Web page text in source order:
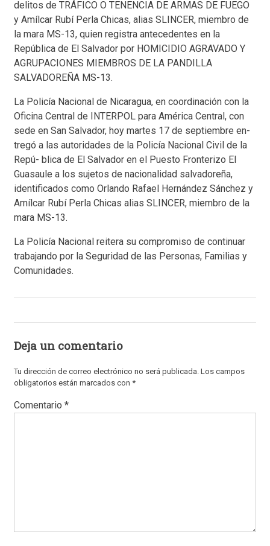
delitos de TRÁFICO O TENENCIA DE ARMAS DE FUEGO
y Amílcar Rubí Perla Chicas, alias SLINCER, miembro de
la mara MS-13, quien registra antecedentes en la
República de El Salvador por HOMICIDIO AGRAVADO Y
AGRUPACIONES MIEMBROS DE LA PANDILLA
SALVADOREÑA MS-13.
La Policía Nacional de Nicaragua, en coordinación con la
Oficina Central de INTERPOL para América Central, con
sede en San Salvador, hoy martes 17 de septiembre en-
tregó a las autoridades de la Policía Nacional Civil de la
Repú- blica de El Salvador en el Puesto Fronterizo El
Guasaule a los sujetos de nacionalidad salvadoreña,
identificados como Orlando Rafael Hernández Sánchez y
Amílcar Rubí Perla Chicas alias SLINCER, miembro de la
mara MS-13.
La Policía Nacional reitera su compromiso de continuar
trabajando por la Seguridad de las Personas, Familias y
Comunidades.
Deja un comentario
Tu dirección de correo electrónico no será publicada. Los campos
obligatorios están marcados con *
Comentario *